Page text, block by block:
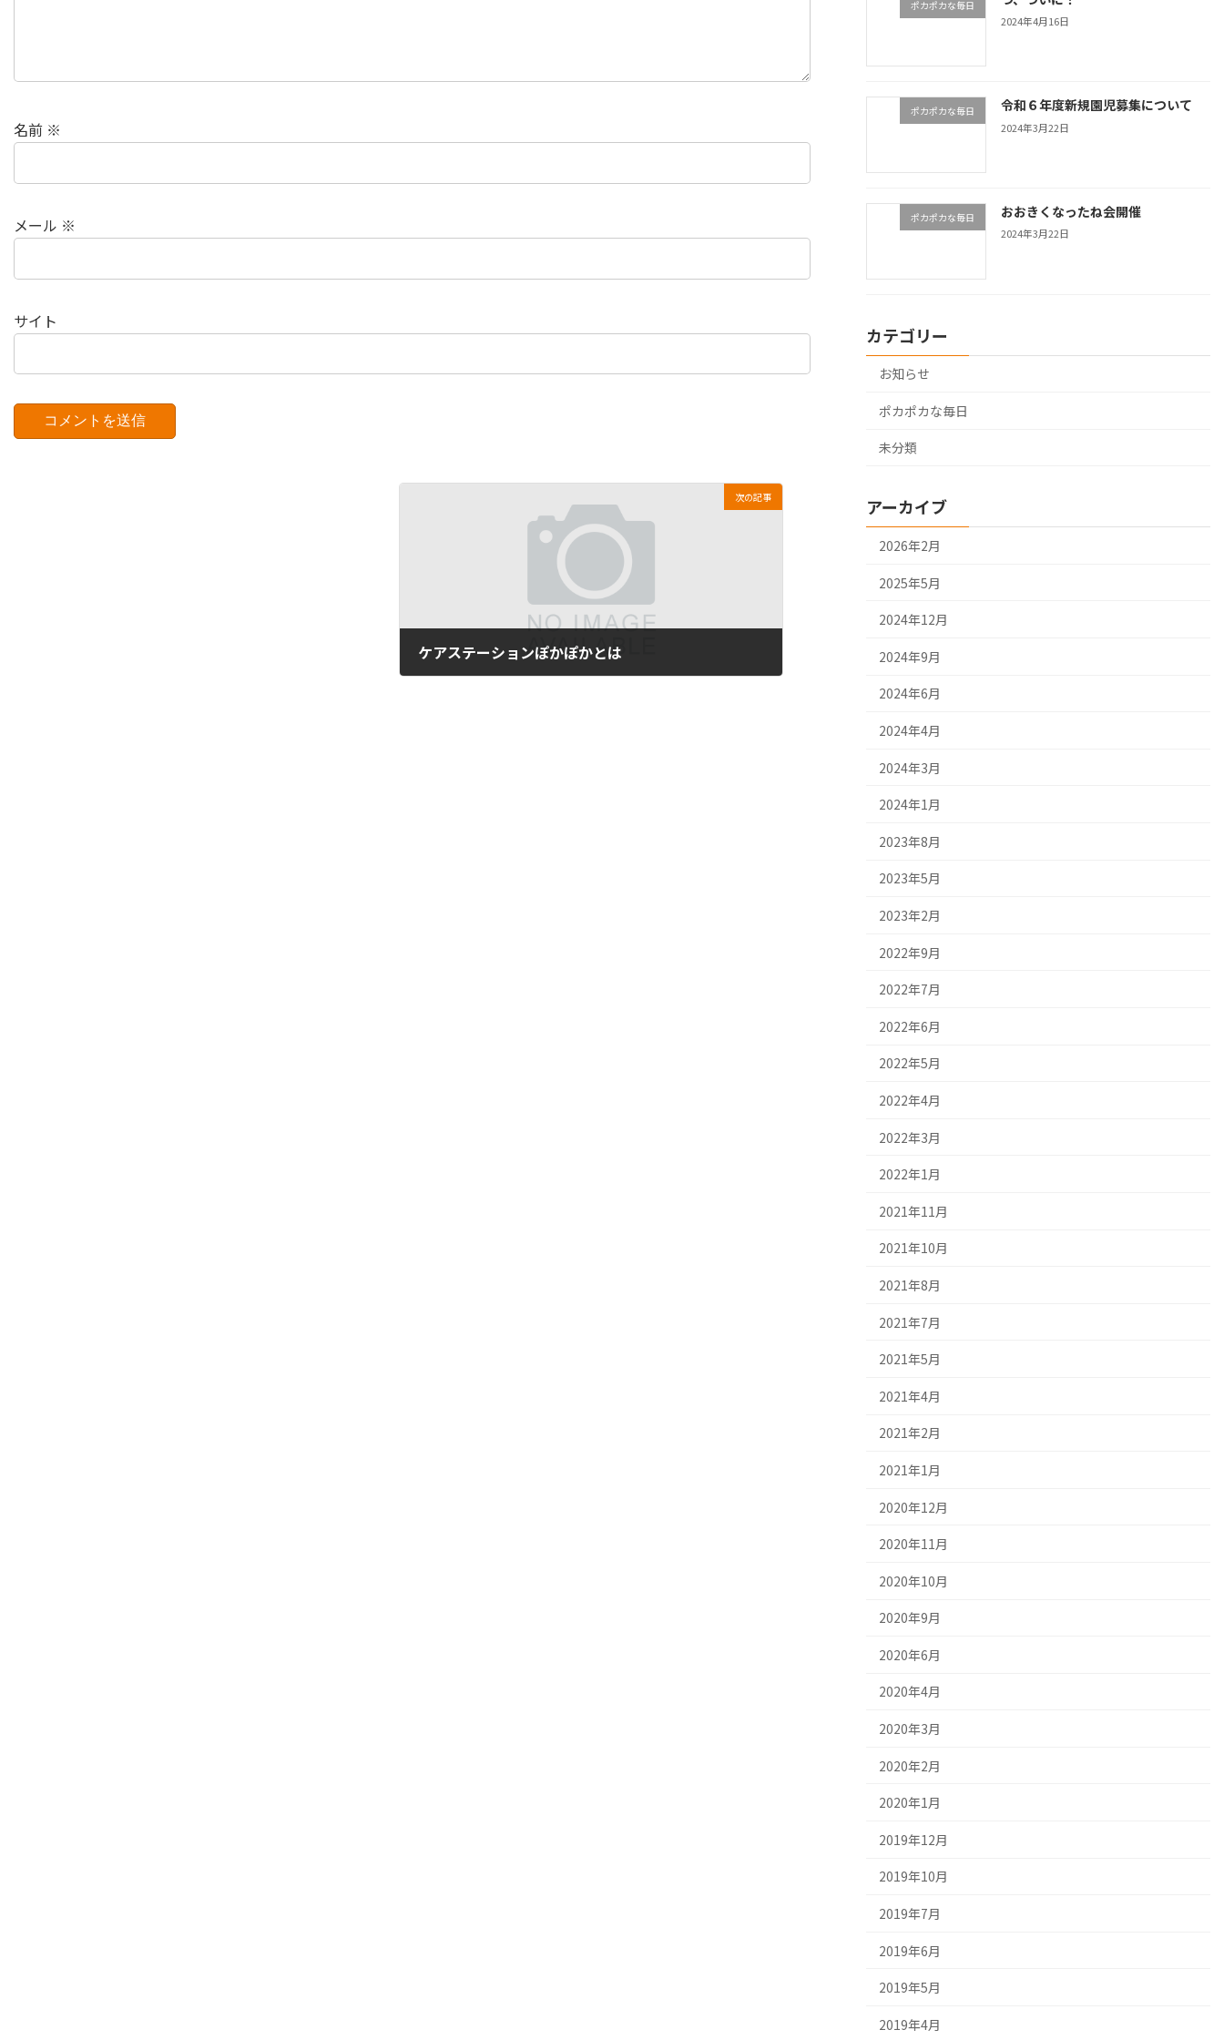
名前 ※
メール ※
サイト
次の記事
ケアステーションぽかぽかとは
ポカポカな毎日
2024年4月16日
ポカポカな毎日 令和６年度新規園児募集について
2024年3月22日
ポカポカな毎日 おおきくなったね会開催
2024年3月22日
カテゴリー
お知らせ
ポカポカな毎日
未分類
アーカイブ
2026年2月
2025年5月
2024年12月
2024年9月
2024年6月
2024年4月
2024年3月
2024年1月
2023年8月
2023年5月
2023年2月
2022年9月
2022年7月
2022年6月
2022年5月
2022年4月
2022年3月
2022年1月
2021年11月
2021年10月
2021年8月
2021年7月
2021年5月
2021年4月
2021年2月
2021年1月
2020年12月
2020年11月
2020年10月
2020年9月
2020年6月
2020年4月
2020年3月
2020年2月
2020年1月
2019年12月
2019年10月
2019年7月
2019年6月
2019年5月
2019年4月